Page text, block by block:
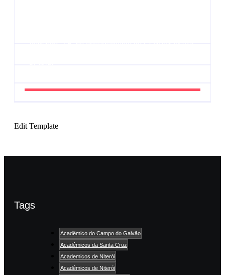
Edit Template
Tags
Acadêmico do Campo do Galvão
Acadêmicos da Santa Cruz
Academicos de Niterói
Acadêmicos de Niterói